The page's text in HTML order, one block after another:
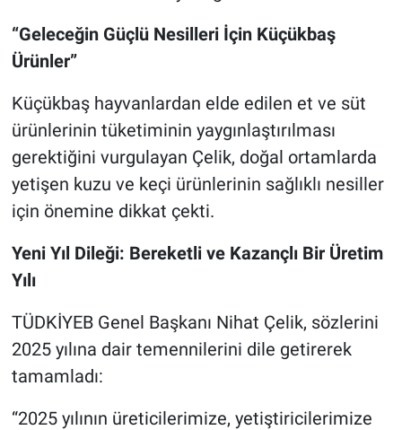
“Geleceğin Güçlü Nesilleri İçin Küçükbaş
Ürünler”
Küçükbaş hayvanlardan elde edilen et ve süt
ürünlerinin tüketiminin yaygınlaştırılması
gerektiğini vurgulayan Çelik, doğal ortamlarda
yetişen kuzu ve keçi ürünlerinin sağlıklı nesiller
için önemine dikkat çekti.
Yeni Yıl Dileği: Bereketli ve Kazançlı Bir Üretim
Yılı
TÜDKİYEB Genel Başkanı Nihat Çelik, sözlerini
2025 yılına dair temennilerini dile getirerek
tamamladı:
“2025 yılının üreticilerimize, yetiştiricilerimize